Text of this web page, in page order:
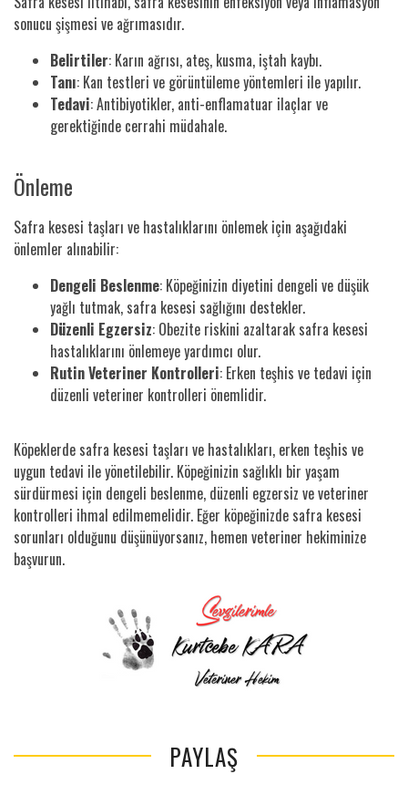
sonucu şişmesi ve ağrımasıdır.
Belirtiler: Karın ağrısı, ateş, kusma, iştah kaybı.
Tanı: Kan testleri ve görüntüleme yöntemleri ile yapılır.
Tedavi: Antibiyotikler, anti-enflamatuar ilaçlar ve
gerektiğinde cerrahi müdahale.
Önleme
Safra kesesi taşları ve hastalıklarını önlemek için aşağıdaki
önlemler alınabilir:
Dengeli Beslenme: Köpeğinizin diyetini dengeli ve düşük
yağlı tutmak, safra kesesi sağlığını destekler.
Düzenli Egzersiz: Obezite riskini azaltarak safra kesesi
hastalıklarını önlemeye yardımcı olur.
Rutin Veteriner Kontrolleri: Erken teşhis ve tedavi için
düzenli veteriner kontrolleri önemlidir.
Köpeklerde safra kesesi taşları ve hastalıkları, erken teşhis ve
uygun tedavi ile yönetilebilir. Köpeğinizin sağlıklı bir yaşam
sürdürmesi için dengeli beslenme, düzenli egzersiz ve veteriner
kontrolleri ihmal edilmemelidir. Eğer köpeğinizde safra kesesi
sorunları olduğunu düşünüyorsanız, hemen veteriner hekiminize
başvurun.
PAYLAŞ